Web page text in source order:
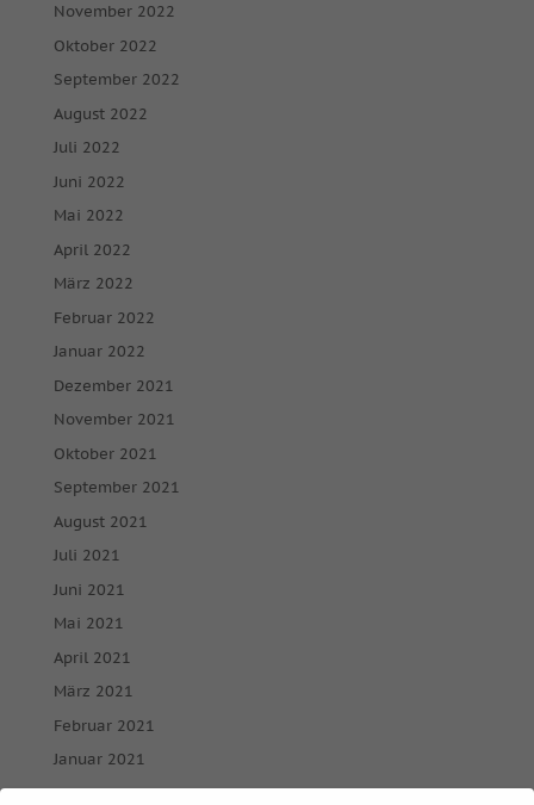
November 2022
Oktober 2022
September 2022
August 2022
Juli 2022
Juni 2022
Mai 2022
April 2022
März 2022
Februar 2022
Januar 2022
Dezember 2021
November 2021
Oktober 2021
September 2021
August 2021
Juli 2021
Juni 2021
Mai 2021
April 2021
März 2021
Februar 2021
Januar 2021
Dezember 2020